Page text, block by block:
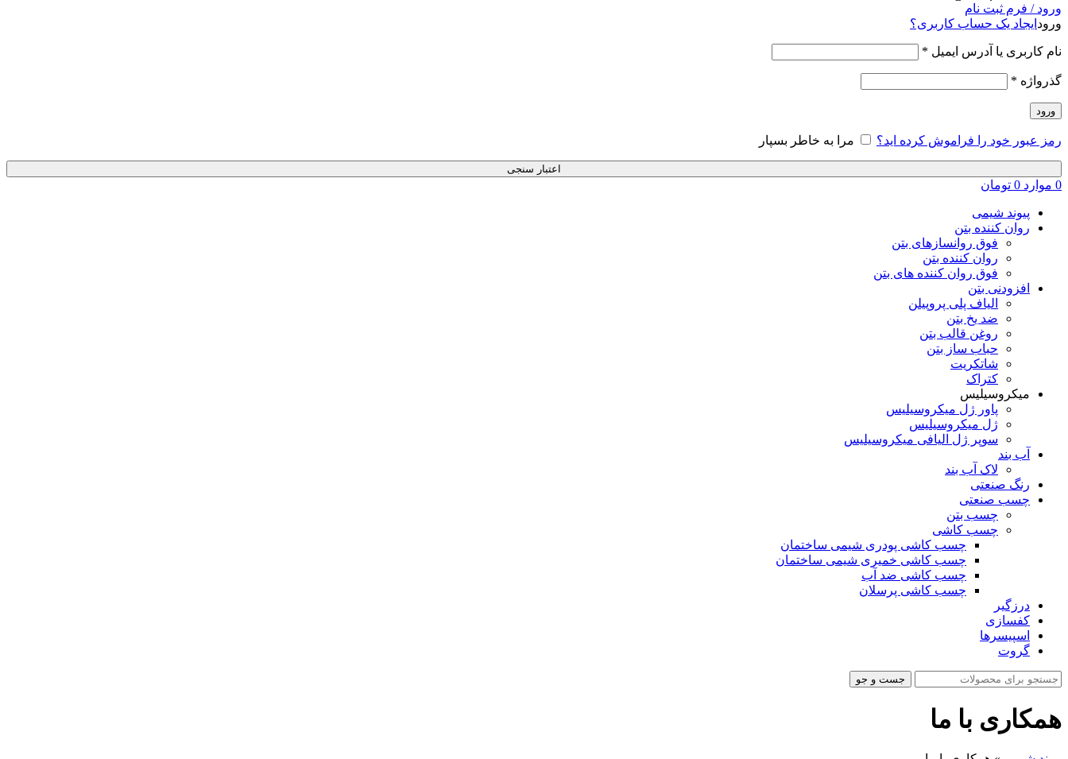
ورود / فرم ثبت نام
ورود ایجاد یک حساب کاربری؟
نام کاربری یا آدرس ایمیل *
گذرواژه *
ورود
رمز عبور خود را فراموش کرده اید؟ مرا به خاطر بسپار
اعتبار سنجی
0 موارد 0 تومان
پیوند شیمی
روان کننده بتن
فوق روانسازهای بتن
روان کننده بتن
فوق روان کننده های بتن
افزودنی بتن
الیاف پلی پروپیلن
ضد یخ بتن
روغن قالب بتن
حباب ساز بتن
شاتکریت
کتراک
میکروسیلیس
پاور ژل میکروسیلیس
ژل میکروسیلیس
سوپر ژل الیافی میکروسیلیس
آب بند
لاک آب بند
رنگ صنعتی
چسب صنعتی
چسب بتن
چسب کاشی
چسب کاشی پودری شیمی ساختمان
چسب کاشی خمیری شیمی ساختمان
چسب کاشی ضد آب
چسب کاشی پرسلان
درزگیر
کفسازی
اسپیسرها
گروت
جست و جو
همکاری با ما